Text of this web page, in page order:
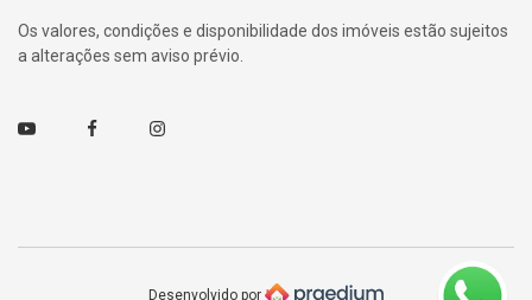
Os valores, condições e disponibilidade dos imóveis estão sujeitos
a alterações sem aviso prévio.
Youtube FacebookInstagram
Desenvolvido por